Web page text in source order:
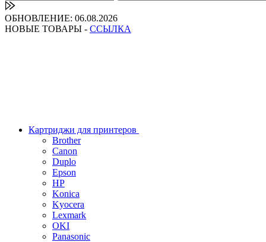
ОБНОВЛЕНИЕ: 06.08.2026
НОВЫЕ ТОВАРЫ - ССЫЛКА
Картриджи для принтеров
Brother
Canon
Duplo
Epson
HP
Konica
Kyocera
Lexmark
OKI
Panasonic